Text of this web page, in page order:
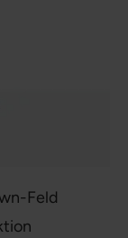
Feld